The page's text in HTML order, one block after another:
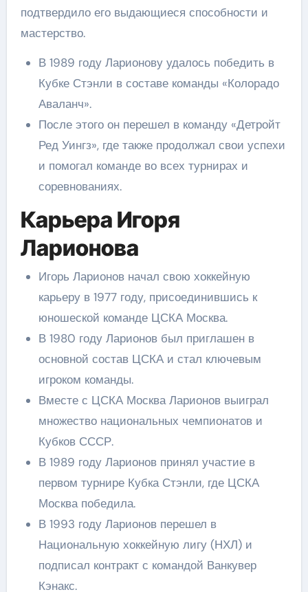
подтвердило его выдающиеся способности и
мастерство.
В 1989 году Ларионову удалось победить в
Кубке Стэнли в составе команды «Колорадо
Аваланч».
После этого он перешел в команду «Детройт
Ред Уингз», где также продолжал свои успехи
и помогал команде во всех турнирах и
соревнованиях.
Карьера Игоря
Ларионова
Игорь Ларионов начал свою хоккейную
карьеру в 1977 году, присоединившись к
юношеской команде ЦСКА Москва.
В 1980 году Ларионов был приглашен в
основной состав ЦСКА и стал ключевым
игроком команды.
Вместе с ЦСКА Москва Ларионов выиграл
множество национальных чемпионатов и
Кубков СССР.
В 1989 году Ларионов принял участие в
первом турнире Кубка Стэнли, где ЦСКА
Москва победила.
В 1993 году Ларионов перешел в
Национальную хоккейную лигу (НХЛ) и
подписал контракт с командой Ванкувер
Кэнакс.